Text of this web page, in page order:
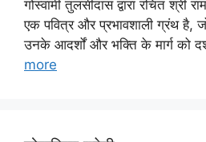
गोस्वामी तुलसीदास द्वारा रचित श्री
एक पवित्र और प्रभावशाली ग्रंथ है,
उनके आदर्शों और भक्ति के मार्ग को
more